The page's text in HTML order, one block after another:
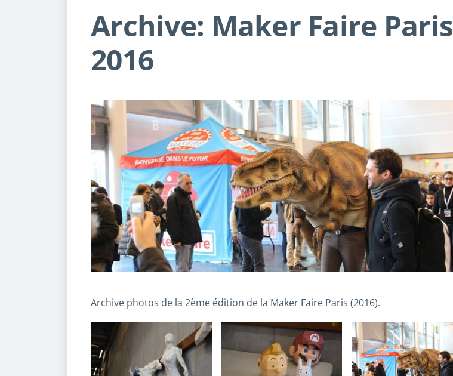
Archive: Maker Faire Paris
2016
Archive photos de la 2ème édition de la Maker Faire Paris (2016).